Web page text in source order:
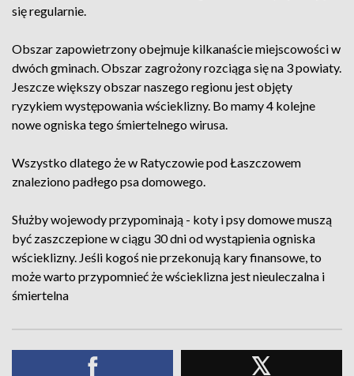
się regularnie.
Obszar zapowietrzony obejmuje kilkanaście miejscowości w
dwóch gminach. Obszar zagrożony rozciąga się na 3 powiaty.
Jeszcze większy obszar naszego regionu jest objęty
ryzykiem występowania wścieklizny. Bo mamy 4 kolejne
nowe ogniska tego śmiertelnego wirusa.
Wszystko dlatego że w Ratyczowie pod Łaszczowem
znaleziono padłego psa domowego.
Służby wojewody przypominają - koty i psy domowe muszą
być zaszczepione w ciągu 30 dni od wystąpienia ogniska
wścieklizny. Jeśli kogoś nie przekonują kary finansowe, to
może warto przypomnieć że wścieklizna jest nieuleczalna i
śmiertelna